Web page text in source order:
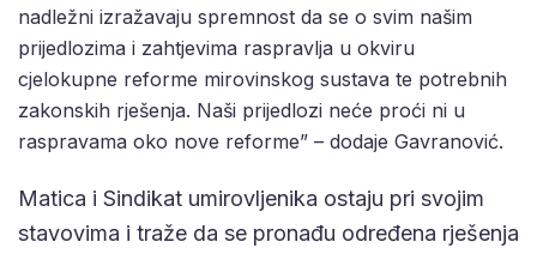
nadležni izražavaju spremnost da se o svim našim
prijedlozima i zahtjevima raspravlja u okviru
cjelokupne reforme mirovinskog sustava te potrebnih
zakonskih rješenja. Naši prijedlozi neće proći ni u
raspravama oko nove reforme” – dodaje Gavranović.
Matica i Sindikat umirovljenika ostaju pri svojim
stavovima i traže da se pronađu određena rješenja